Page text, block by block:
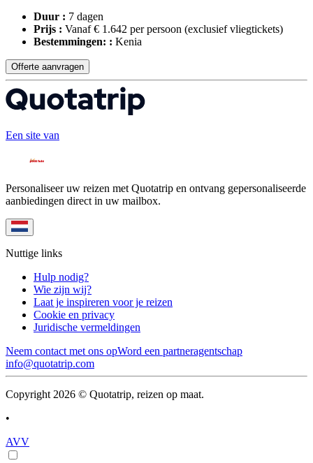
Duur : 7 dagen
Prijs : Vanaf € 1.642 per persoon (exclusief vliegtickets)
Bestemmingen: : Kenia
Offerte aanvragen
Een site van
Personaliseer uw reizen met Quotatrip en ontvang gepersonaliseerde
aanbiedingen direct in uw mailbox.
Nuttige links
Hulp nodig?
Wie zijn wij?
Laat je inspireren voor je reizen
Cookie en privacy
Juridische vermeldingen
Neem contact met ons opWord een partneragentschap
info@quotatrip.com
Copyright 2026 © Quotatrip, reizen op maat.
•
AVV